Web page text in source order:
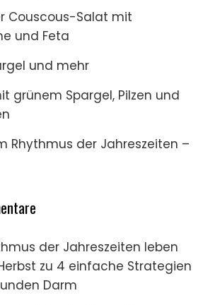
Couscous-Salat mit
und Feta
und mehr
grünem Spargel, Pilzen und
Rhythmus der Jahreszeiten –
der Jahreszeiten leben
zu 4 einfache Strategien
Darm